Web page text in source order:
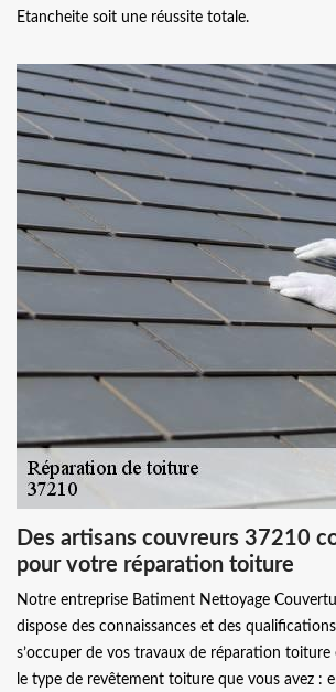
Etancheite soit une réussite totale.
Des artisans couvreurs 37210
pour votre réparation toiture
Notre entreprise Batiment Nettoyage
dispose des connaissances et des
s’occuper de vos travaux de réparation
le type de revêtement toiture que vous avez :